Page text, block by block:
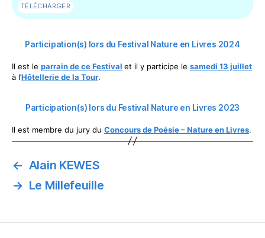
TÉLÉCHARGER
Participation(s) lors du Festival Nature en Livres 2024
Il est le parrain de ce Festival et il y participe le samedi 13 juillet
à l’Hôtellerie de la Tour.
Participation(s) lors du Festival Nature en Livres 2023
Il est membre du jury du Concours de Poésie – Nature en Livres.
← Alain KEWES
→ Le Millefeuille